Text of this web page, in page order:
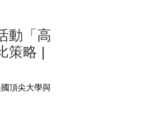
動「高
策略 |
頂尖大學與